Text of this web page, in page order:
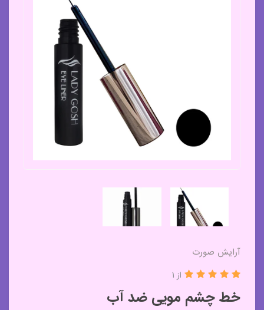
آرایش صورت
خط چشم مویی ضد آب
از 1